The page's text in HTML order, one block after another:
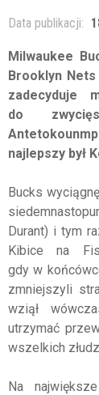
Data publikacji:
Milwaukee
Brooklyn
zadecyduje
do
najlepszy był
Bucks
Durant) i tym
Kibice na
gdy w
zmniejszyli
wziął
utrzymać
wszelkich
Na